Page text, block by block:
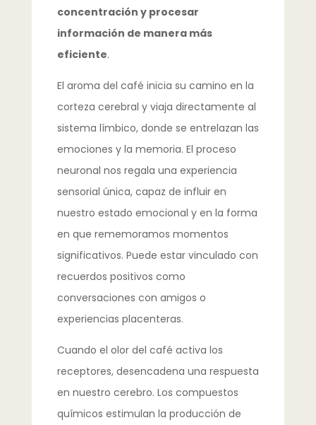
concentración y procesar
información de manera más
eficiente.
El aroma del café inicia su camino en la
corteza cerebral y viaja directamente al
sistema límbico, donde se entrelazan las
emociones y la memoria. El proceso
neuronal nos regala una experiencia
sensorial única, capaz de influir en
nuestro estado emocional y en la forma
en que rememoramos momentos
significativos. Puede estar vinculado con
recuerdos positivos como
conversaciones con amigos o
experiencias placenteras.
Cuando el olor del café activa los
receptores, desencadena una respuesta
en nuestro cerebro. Los compuestos
químicos estimulan la producción de